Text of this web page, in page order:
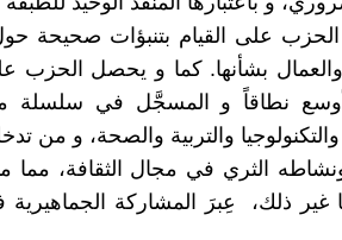
على القيام بتنبؤات صحيحة
بشأنها. كما و يحصل الحزب
نطاقاً و المسجَّل في سلسلة
والتربية والصحة، و من
ونشاطه الثري في مجال الثقافة،
غير ذلك، عِبرَ المشاركة